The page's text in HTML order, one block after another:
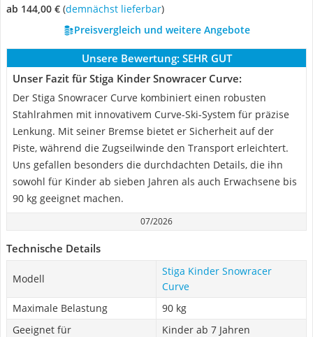
ab 144,00 € ( Demnächst lieferbar)
Preisvergleich und weitere Angebote
Unsere Bewertung: SEHR GUT
Unser Fazit für Stiga Kinder Snowracer Curve:
Der Stiga Snowracer Curve kombiniert einen robusten
Stahlrahmen mit innovativem Curve-Ski-System für präzise
Lenkung. Mit seiner Bremse bietet er Sicherheit auf der
Piste, während die Zugseilwinde den Transport erleichtert.
Uns gefallen besonders die durchdachten Details, die ihn
sowohl für Kinder ab sieben Jahren als auch Erwachsene bis
90 kg geeignet machen.
07/2026
Technische Details
Modell
Stiga Kinder Snowracer
Curve
Maximale Belastung
90 kg
Geeignet für
Kinder ab 7 Jahren